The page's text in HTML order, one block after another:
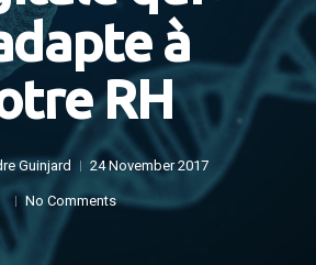
à
RH
Guinjard 24 November 2017
No Comments